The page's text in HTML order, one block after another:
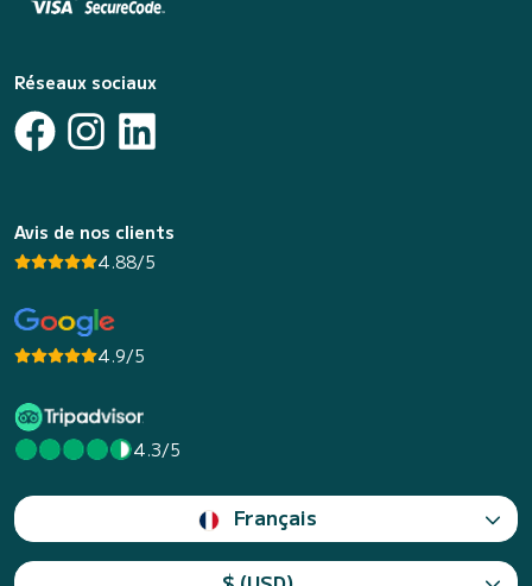
Réseaux sociaux
Avis de nos clients
4.88/5
4.9/5
4.3/5
Français